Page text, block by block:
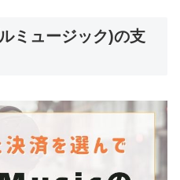
ミュージック)の支